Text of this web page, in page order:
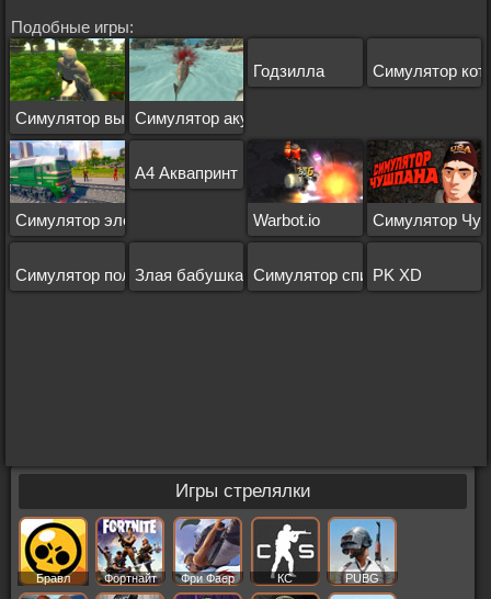
Подобные игры:
Симулятор выживанияСимулятор акулы
Годзилла Симулятор
Симулятор электрички
А4 Аквапринт мастерская челленж
Warbot.io Симулятор
Симулятор полетаЗлая бабушка: МайамиСимулятор спиннера
PK XD
Игры стрелялки
Бравл
Старс
Фортнайт Фри Фаер КС PUBG